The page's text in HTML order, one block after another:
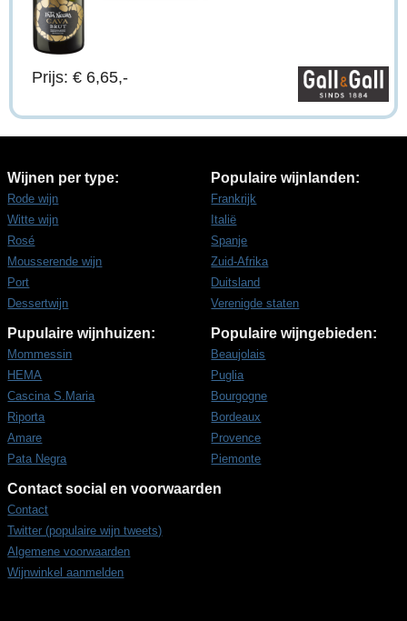
Prijs: € 6,65,-
Wijnen per type:
Rode wijn
Witte wijn
Rosé
Mousserende wijn
Port
Dessertwijn
Populaire wijnlanden:
Frankrijk
Italië
Spanje
Zuid-Afrika
Duitsland
Verenigde staten
Pupulaire wijnhuizen:
Mommessin
HEMA
Cascina S.Maria
Riporta
Amare
Pata Negra
Populaire wijngebieden:
Beaujolais
Puglia
Bourgogne
Bordeaux
Provence
Piemonte
Contact social en voorwaarden
Contact
Twitter (populaire wijn tweets)
Algemene voorwaarden
Wijnwinkel aanmelden